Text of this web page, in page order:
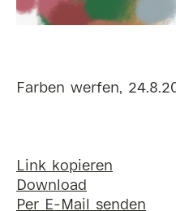
Farben werfen,
Link kopieren
Download
Per E-Mail senden